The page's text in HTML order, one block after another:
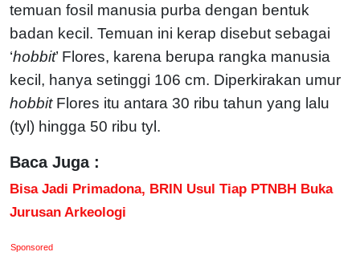
temuan fosil manusia purba dengan bentuk
badan kecil. Temuan ini kerap disebut sebagai
‘hobbit’ Flores, karena berupa rangka manusia
kecil, hanya setinggi 106 cm. Diperkirakan umur
hobbitFlores itu antara 30 ribu tahun yang lalu
(tyl) hingga 50 ribu tyl.
Baca Juga :
Bisa Jadi Primadona, BRIN Usul Tiap PTNBH Buka
Jurusan Arkeologi
Sponsored